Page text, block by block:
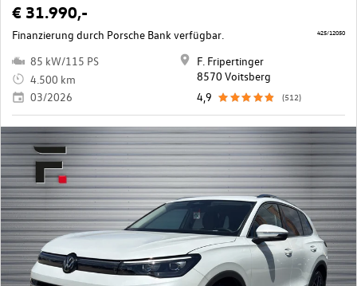
€ 31.990,-
Finanzierung durch Porsche Bank verfügbar.
85 kW/115 PS
4.500 km
03/2026
F. Fripertinger
8570 Voitsberg
4,9
(512)
425/12050